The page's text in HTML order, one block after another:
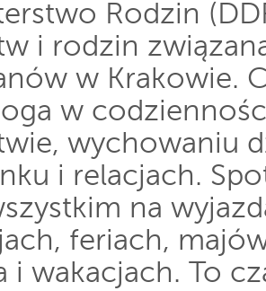
Rodzin
i rodzin
w Krakowie.
w
wychowaniu
i relacjach.
na
feriach,
i wakacjach. To